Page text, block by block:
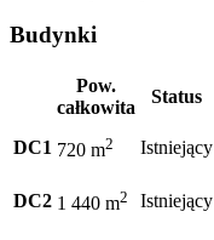
Budynki
Pow.
całkowita
Status
DC1 720 m2 Istniejący
DC2 1 440 m2 Istniejący